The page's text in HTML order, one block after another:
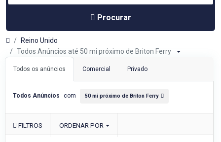
Procurar
Reino Unido
Todos Anúncios até 50 mi próximo de Briton Ferry
Todos os anúncios Comercial Privado
Todos Anúncios com 50 mi próximo de Briton Ferry
FILTROS ORDENAR POR